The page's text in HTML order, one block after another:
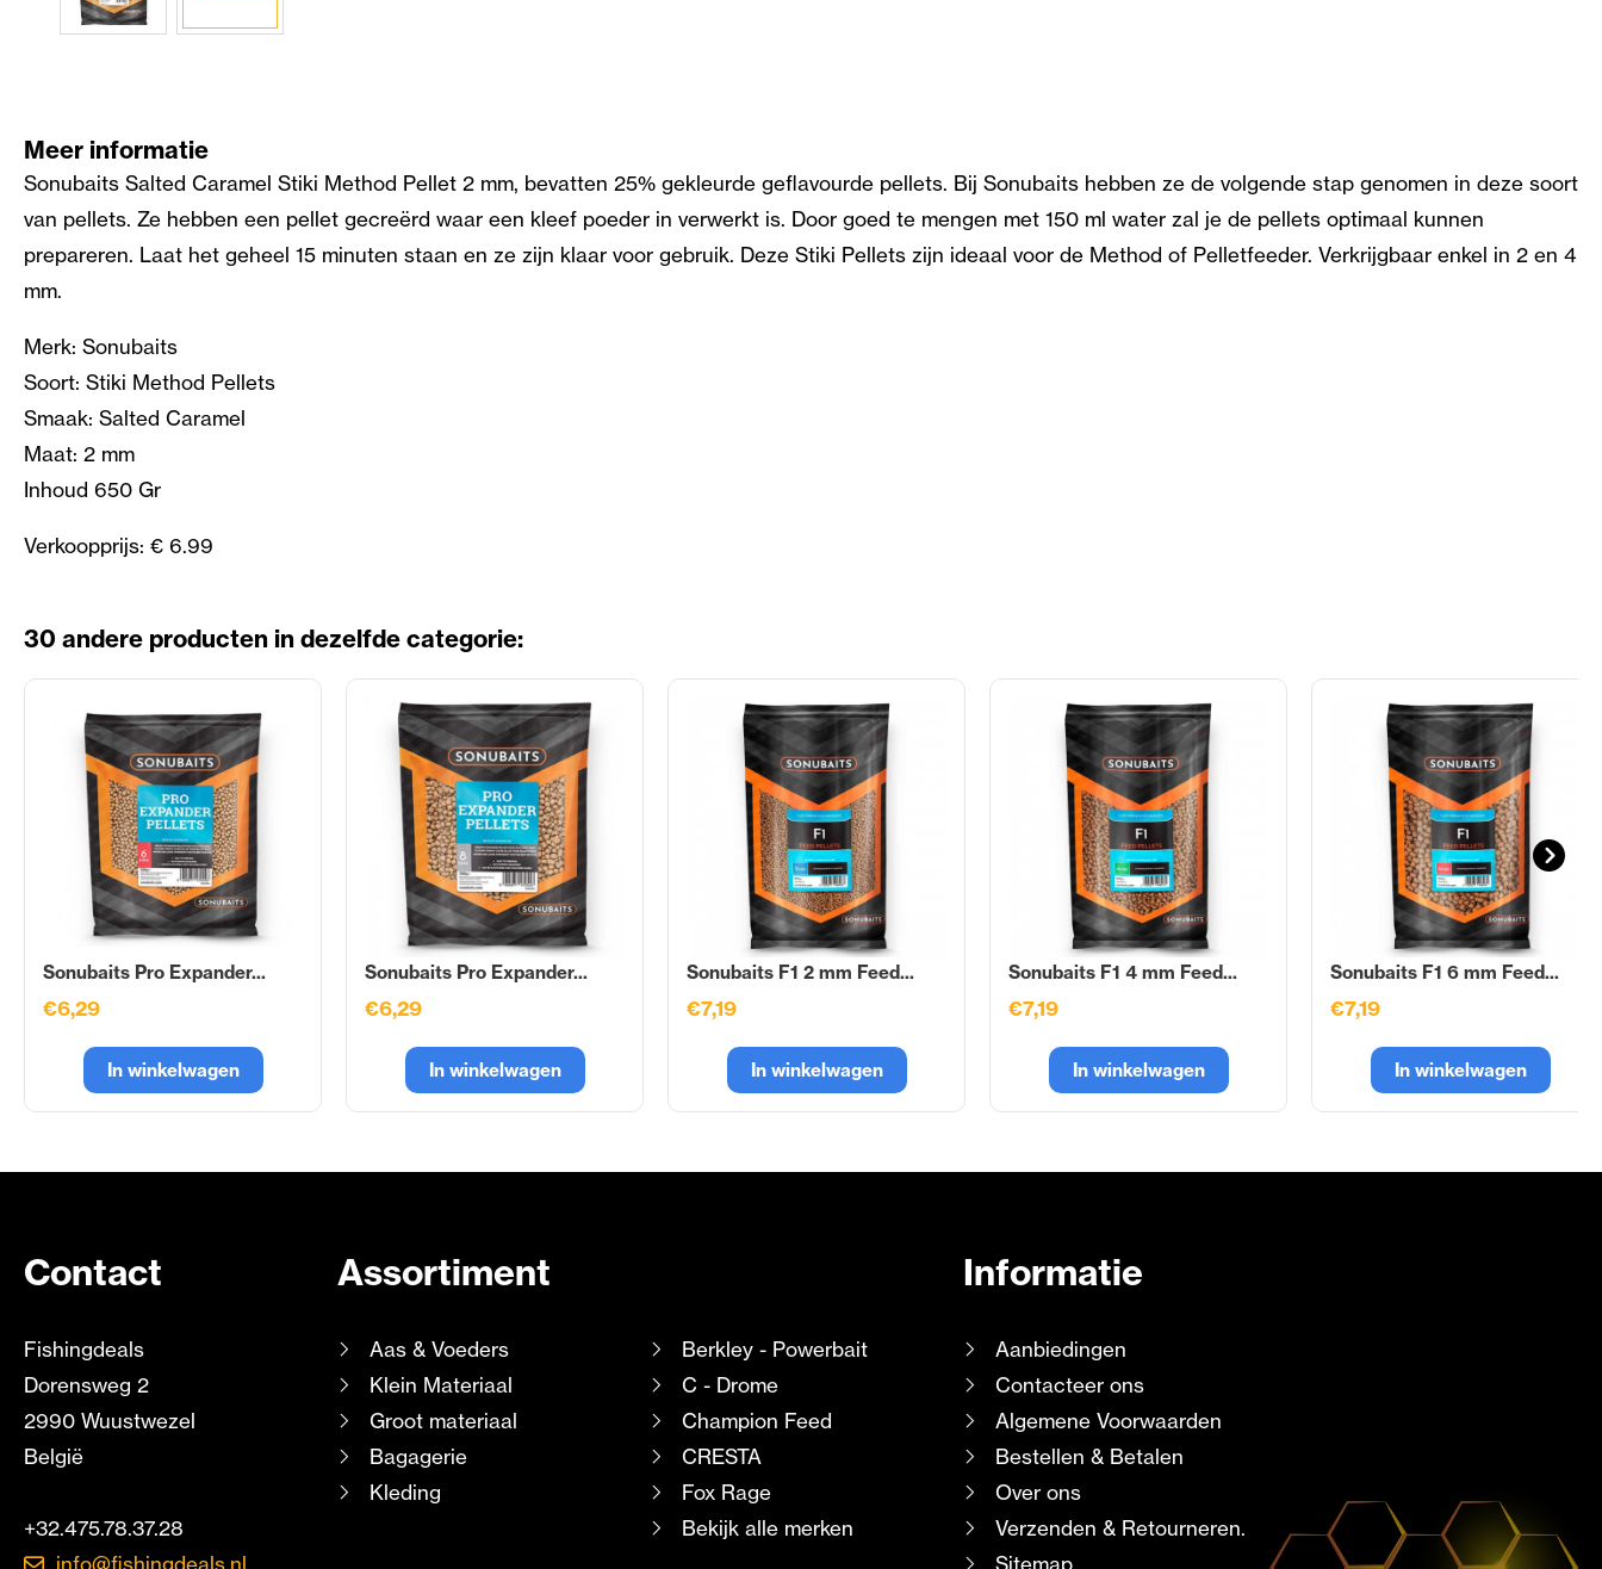
Meer informatie
Sonubaits Salted Caramel Stiki Method Pellet 2 mm, bevatten 25% gekleurde geflavourde pellets. Bij Sonubaits hebben ze de volgende stap genomen in deze soort
van pellets. Ze hebben een pellet gecreërd waar een kleef poeder in verwerkt is. Door goed te mengen met 150 ml water zal je de pellets optimaal kunnen
prepareren. Laat het geheel 15 minuten staan en ze zijn klaar voor gebruik. Deze Stiki Pellets zijn ideaal voor de Method of Pelletfeeder. Verkrijgbaar enkel in 2 en 4
mm.
Merk: Sonubaits
Soort: Stiki Method Pellets
Smaak: Salted Caramel
Maat: 2 mm
Inhoud 650 Gr
Verkoopprijs: € 6.99
30 andere producten in dezelfde categorie:
Sonubaits Pro Expander...
€6,29
In winkelwagen
Sonubaits Pro Expander...
€6,29
In winkelwagen
Sonubaits F1 2 mm Feed...
€7,19
In winkelwagen
Sonubaits F1 4 mm Feed...
€7,19
In winkelwagen
Sonubaits F1 6 mm Feed...
€7,19
In winkelwagen
Contact
Fishingdeals
Dorensweg 2
2990 Wuustwezel
België
+32.475.78.37.28
info@fishingdeals.nl
Assortiment
Aas & Voeders
Klein Materiaal
Groot materiaal
Bagagerie
Kleding
Berkley - Powerbait
C - Drome
Champion Feed
CRESTA
Fox Rage
Bekijk alle merken
Informatie
Aanbiedingen
Contacteer ons
Algemene Voorwaarden
Bestellen & Betalen
Over ons
Verzenden & Retourneren.
Sitemap